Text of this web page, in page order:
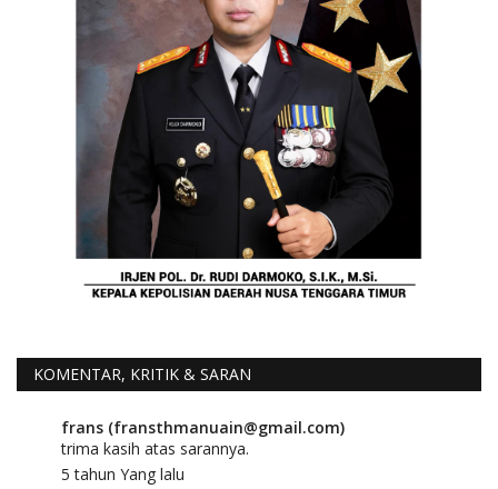
KOMENTAR, KRITIK & SARAN
frans (fransthmanuain@gmail.com)
trima kasih atas sarannya.
5 tahun Yang lalu